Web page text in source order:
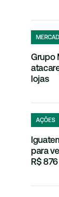
Grupo
lojas
AÇÕES
para
R$